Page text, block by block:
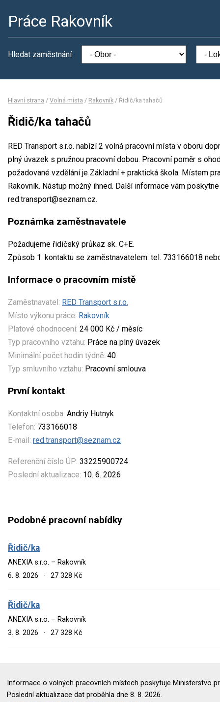
Práce Rakovník
Hledat zaměstnání
Hlavní strana / Volná místa / Rakovník / Řidič/ka tahačů
Řidič/ka tahačů
RED Transport s.r.o. nabízí 2 volná pracovní místa v oboru
plný úvazek s pružnou pracovní dobou. Pracovní poměr s
požadované vzdělání je Základní + praktická škola. Místem
Rakovník. Nástup možný ihned. Další informace vám
red.transport@seznam.cz.
Poznámka zaměstnavatele
Požadujeme řidičský průkaz sk. C+E.
Způsob 1. kontaktu se zaměstnavatelem: tel. 733166018
Informace o pracovním místě
Zaměstnavatel: RED Transport s.r.o.
Místo výkonu práce: Rakovník
Platové ohodnocení: 24 000 Kč / měsíc
Typ pracovního vztahu: Práce na plný úvazek
Minimální počet hodin týdně: 40
Typ smluvního vztahu: Pracovní smlouva
První kontakt
Kontaktní osoba: Andriy Hutnyk
Telefon: 733166018
E-mail: red.transport@seznam.cz
Referenční číslo ÚP: 33225900724
Poslední aktualizace: 10. 6. 2026
Podobné pracovní nabídky
Řidič/ka
ANEXIA s.r.o. – Rakovník
6. 8. 2026
· 27 328 Kč
Řidič/ka
ANEXIA s.r.o. – Rakovník
3. 8. 2026
· 27 328 Kč
Informace o volných pracovních místech poskytuje Ministerstvo
Poslední aktualizace dat proběhla dne 8. 8. 2026.